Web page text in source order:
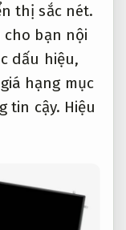
thị sắc nét.
cho bạn nội
dấu hiệu,
hạng mục
tin cậy. Hiệu